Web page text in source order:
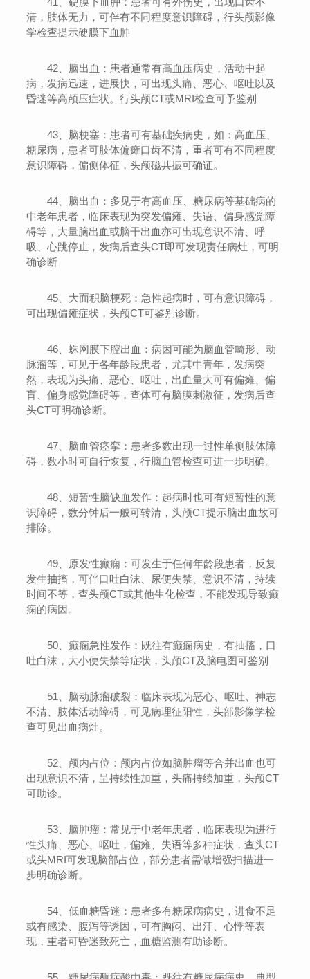
清，肢体无力，可伴有不同程度意识障碍，行头颅影像
学检查提示硬膜下血肿
42、脑出血：患者通常有高血压病史，活动中起
病，发病迅速，进展快，可出现头痛、恶心、呕吐以及
昏迷等高颅压症状。行头颅CT或MRI检查可予鉴别
43、脑梗塞：患者可有基础疾病史，如：高血压、
糖尿病，患者可肢体偏瘫口齿不清，重者可有不同程度
意识障碍，偏侧体征，头颅磁共振可确证。
44、脑出血：多见于有高血压、糖尿病等基础病的
中老年患者，临床表现为突发偏瘫、失语、偏身感觉障
碍等，大量脑出血或脑干出血亦可出现意识不清、呼
吸、心跳停止，发病后查头CT即可发现责任病灶，可明
确诊断
45、大面积脑梗死：急性起病时，可有意识障碍，
可出现偏瘫症状，头颅CT可鉴别诊断。
46、蛛网膜下腔出血：病因可能为脑血管畸形、动
脉瘤等，可见于各年龄段患者，尤其中青年，发病突
然，表现为头痛、恶心、呕吐，出血量大可有偏瘫、偏
盲、偏身感觉障碍等，查体可有脑膜刺激征，发病后查
头CT可明确诊断。
47、脑血管痉挛：患者多数出现一过性单侧肢体障
碍，数小时可自行恢复，行脑血管检查可进一步明确。
48、短暂性脑缺血发作：起病时也可有短暂性的意
识障碍，数分钟后一般可转清，头颅CT提示脑出血故可
排除。
49、原发性癫痫：可发生于任何年龄段患者，反复
发生抽搐，可伴口吐白沫、尿便失禁、意识不清，持续
时间不等，查头颅CT或其他生化检查，不能发现导致癫
痫的病因。
50、癫痫急性发作：既往有癫痫病史，有抽搐，口
吐白沫，大小便失禁等症状，头颅CT及脑电图可鉴别
51、脑动脉瘤破裂：临床表现为恶心、呕吐、神志
不清、肢体活动障碍，可见病理征阳性，头部影像学检
查可见出血病灶。
52、颅内占位：颅内占位如脑肿瘤等合并出血也可
出现意识不清，呈持续性加重，头痛持续加重，头颅CT
可助诊。
53、脑肿瘤：常见于中老年患者，临床表现为进行
性头痛、恶心、呕吐，偏瘫、失语等多种症状，查头CT
或头MRI可发现脑部占位，部分患者需做增强扫描进一
步明确诊断。
54、低血糖昏迷：患者多有糖尿病病史，进食不足
或有感染、腹泻等诱因，可有胸闷、出汗、心悸等表
现，重者可昏迷致死亡，血糖监测有助诊断。